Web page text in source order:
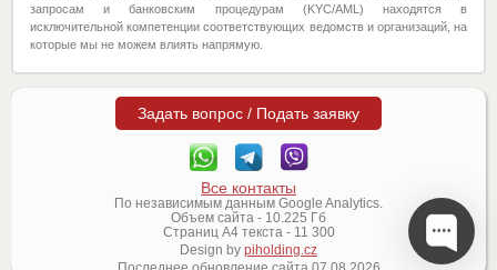
запросам и банковским процедурам (KYC/AML) находятся в
исключительной компетенции соответствующих ведомств и организаций, на
которые мы не можем влиять напрямую.
Задать вопрос / Подать заявку
Все контакты
По независимым данным Google Analytics.
Объем сайта - 10.225 Гб
Страниц А4 текста - 11 300
Design by piholding.cz